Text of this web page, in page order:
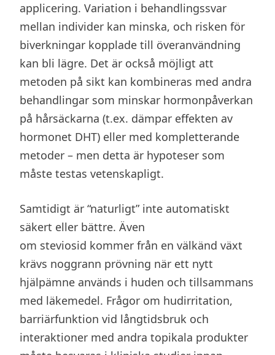
applicering. Variation i behandlingssvar
mellan individer kan minska, och risken för
biverkningar kopplade till överanvändning
kan bli lägre. Det är också möjligt att
metoden på sikt kan kombineras med andra
behandlingar som minskar hormonpåverkan
på hårsäckarna (t.ex. dämpar effekten av
hormonet DHT) eller med kompletterande
metoder – men detta är hypoteser som
måste testas vetenskapligt.
Samtidigt är “naturligt” inte automatiskt
säkert eller bättre. Även
om steviosid kommer från en välkänd växt
krävs noggrann prövning när ett nytt
hjälpämne används i huden och tillsammans
med läkemedel. Frågor om hudirritation,
barriärfunktion vid långtidsbruk och
interaktioner med andra topikala produkter